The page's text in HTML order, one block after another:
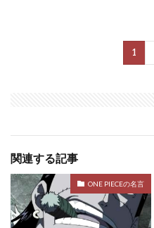
1
関連する記事
ONE PIECEの名言